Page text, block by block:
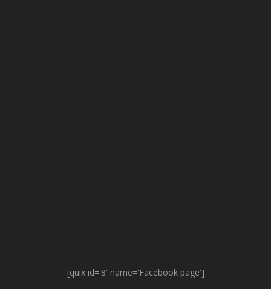
[quix id='8' name='Facebook page']